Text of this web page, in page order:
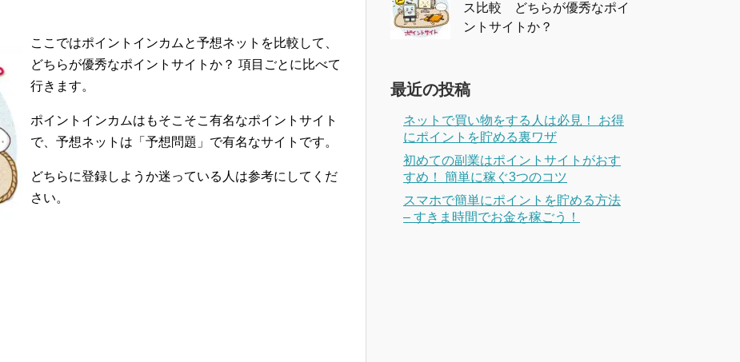
ここではポイントインカムと予想ネットを比較して、
どちらが優秀なポイントサイトか？ 項目ごとに比べて
行きます。
ポイントインカムはもそこそこ有名なポイントサイト
で、予想ネットは「予想問題」で有名なサイトです。
どちらに登録しようか迷っている人は参考にしてくだ
さい。
ス比較 どちらが優秀なポイ
ントサイトか？
最近の投稿
ネットで買い物をする人は必見！ お得
にポイントを貯める裏ワザ
初めての副業はポイントサイトがおす
すめ！ 簡単に稼ぐ3つのコツ
スマホで簡単にポイントを貯める方法
– すきま時間でお金を稼ごう！